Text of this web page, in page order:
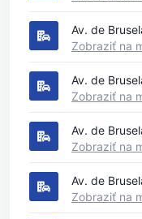
Av. de
Zobraziť na
Av. de
Zobraziť na
Av. de
Zobraziť na
Av. de
Zobraziť na